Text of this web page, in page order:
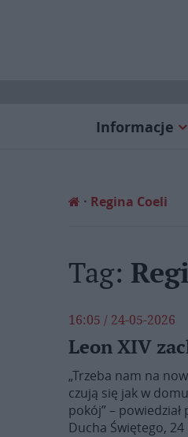
Informacje
Regina Coeli
Tag:
16:05 / 24-05-2026
Leon XIV
„Trzeba nam na
czują się jak w
pokój” –
Ducha Świętego,